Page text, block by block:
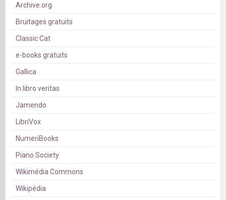
Archive.org
Bruitages gratuits
Classic Cat
e-books gratuits
Gallica
In libro veritas
Jamendo
LibriVox
NumeriBooks
Piano Society
Wikimédia Commons
Wikipédia